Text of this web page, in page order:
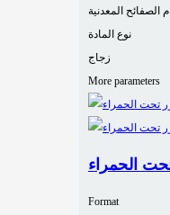
الصفائح المعدنية
نوع المادة
زجاج
More parameters
تحت الحمراء
Format